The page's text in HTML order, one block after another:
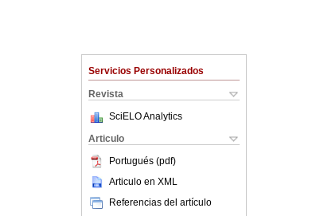
Servicios Personalizados
Revista
SciELO Analytics
Articulo
Portugués (pdf)
Articulo en XML
Referencias del artículo